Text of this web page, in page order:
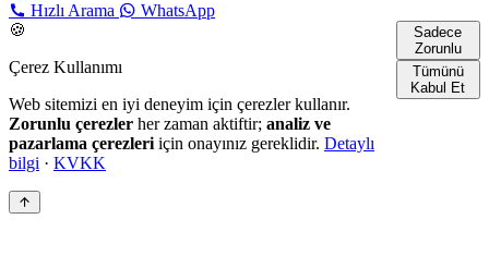
Hızlı Arama
WhatsApp
🍪
Çerez Kullanımı
Web sitemizi en iyi deneyim için çerezler kullanır.
Zorunlu çerezler her zaman aktiftir; analiz ve
pazarlama çerezleri için onayınız gereklidir. Detaylı
bilgi · KVKK
Sadece
Zorunlu
Tümünü
Kabul Et